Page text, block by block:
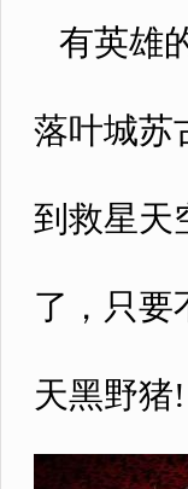
有英雄
落叶城苏
到救星天
了，只
天黑野猪!